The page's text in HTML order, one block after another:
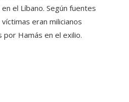
el Líbano. Según fuentes
eran milicianos
Hamás en el exilio.